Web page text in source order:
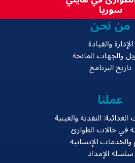
سوريا
من نحن
الإدارة والقيادة
والجهات المانحة
تاريخ البرنامج
عملنا
النقدية والعينية
في حالات الطوارئ
والخدمات الإنسانية
سلسلة الإمداد